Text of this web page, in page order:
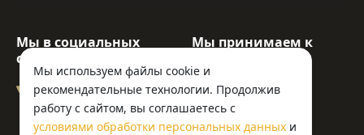
Мы используем файлы cookie и
рекомендательные технологии. Продолжив
работу с сайтом, вы соглашаетесь с
условиями обработки персональных данных и
Мы в социальных
сетях:
Мы принимаем к